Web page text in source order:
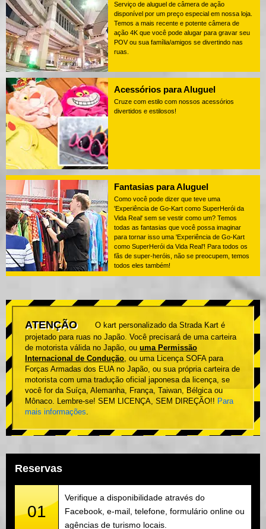
Serviço de aluguel de câmera de ação
disponível por um preço especial em nossa loja.
Temos a mais recente e potente câmera de
ação 4K que você pode alugar para gravar seu
POV ou sua família/amigos se divertindo nas
ruas.
Acessórios para Aluguel
Cruze com estilo com nossos acessórios
divertidos e estilosos!
Fantasias para Aluguel
Como você pode dizer que teve uma
'Experiência de Go-Kart como SuperHerói da
Vida Real' sem se vestir como um? Temos
todas as fantasias que você possa imaginar
para tornar isso uma 'Experiência de Go-Kart
como SuperHerói da Vida Real'! Para todos os
fãs de super-heróis, não se preocupem, temos
todos eles também!
ATENÇÃO
O kart personalizado da Strada Kart é
projetado para ruas no Japão. Você precisará de uma carteira
de motorista válida no Japão, ou uma Permissão
Internacional de Condução, ou uma Licença SOFA para
Forças Armadas dos EUA no Japão, ou sua própria carteira de
motorista com uma tradução oficial japonesa da licença, se
você for da Suíça, Alemanha, França, Taiwan, Bélgica ou
Mônaco. Lembre-se! SEM LICENÇA, SEM DIREÇÃO!! Para
mais informações.
Reservas
01
Verifique a disponibilidade através do
Facebook, e-mail, telefone, formulário online ou
agências de turismo locais.